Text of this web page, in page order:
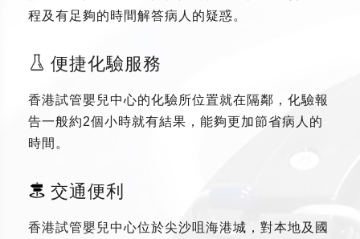
程及有足夠的時間解答病人的疑惑。
便捷化驗服務
香港試管嬰兒中心的化驗所位置就在隔鄰，化驗報
告一般約2個小時就有結果，能夠更加節省病人的
時間。
交通便利
香港試管嬰兒中心位於尖沙咀海港城，對本地及國